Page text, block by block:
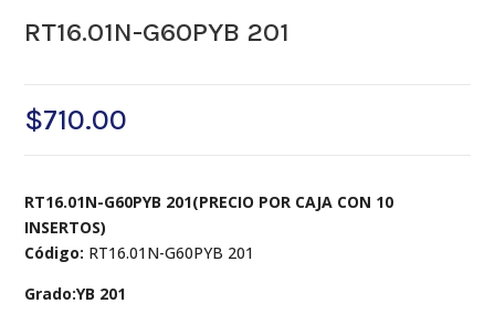
RT16.01N-G60PYB 201
$710.00
RT16.01N-G60PYB 201(PRECIO POR CAJA CON 10
INSERTOS)
Código: RT16.01N-G60PYB 201
Grado:YB 201